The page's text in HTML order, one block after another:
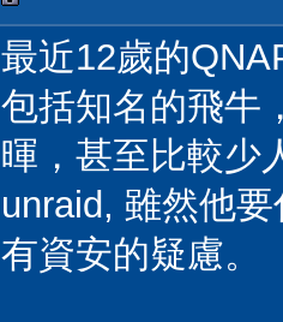
最近12歲的
包括知名的飛牛
暉，甚至比較少
unraid, 雖然他
有資安的疑慮。